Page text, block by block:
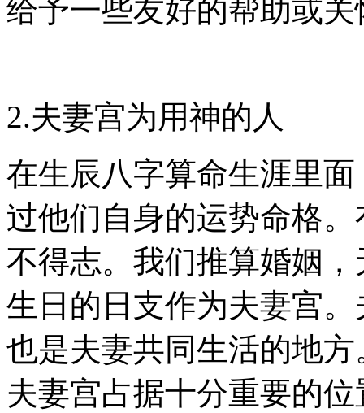
给予一些友好的帮助或关
2.夫妻宫为用神的人
在生辰八字算命生涯里
过他们自身的运势命格
不得志。我们推算婚姻
生日的日支作为夫妻宫
也是夫妻共同生活的地
夫妻宫占据十分重要的